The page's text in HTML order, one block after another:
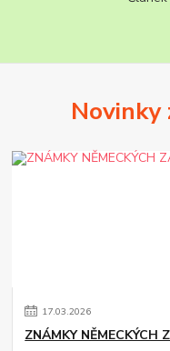
Novinky
17.03.2026
ZNÁMKY NĚMECKÝCH